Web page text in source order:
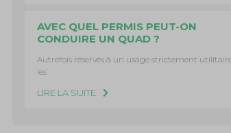
AVEC QUEL PERMIS PEUT-ON
CONDUIRE UN QUAD ?
Autrefois réservés à un usage strictement
les
LIRE LA SUITE